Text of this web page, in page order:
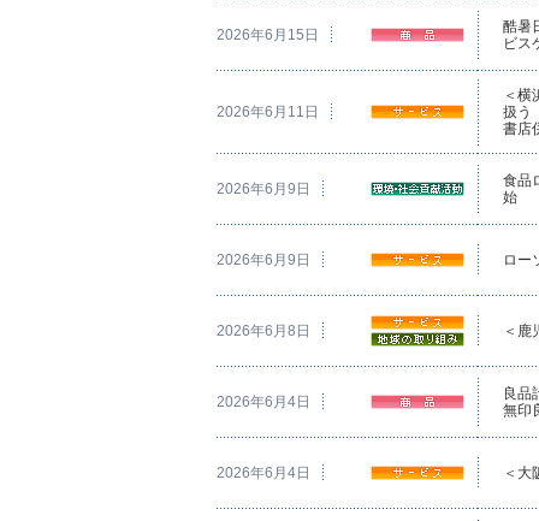
2026年6月15日
酷暑
ビス
2026年6月11日
＜横
扱う
書店
2026年6月9日
食品
始
2026年6月9日 ロー
2026年6月8日 ＜鹿
2026年6月4日
良品
無印
2026年6月4日 ＜大